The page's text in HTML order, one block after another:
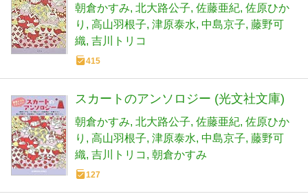
朝倉かすみ 北大路公子 佐藤亜紀 佐原ひか
り
高山羽根子 津原泰水 中島京子 藤野可
織 吉川トリコ
415
スカートのアンソロジー (光文社文庫)
朝倉かすみ 北大路公子 佐藤亜紀 佐原ひか
り
高山羽根子 津原泰水 中島京子 藤野可
織 吉川トリコ 朝倉かすみ
127